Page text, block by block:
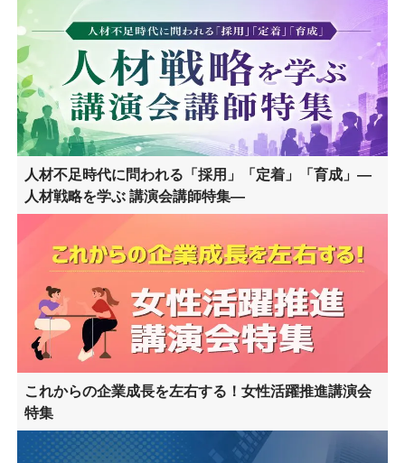
人材不足時代に問われる「採用」「定着」「育成」―
人材戦略を学ぶ 講演会講師特集―
これからの企業成長を左右する！女性活躍推進講演会
特集